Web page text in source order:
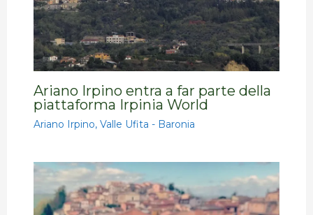
Ariano Irpino entra a far parte della
piattaforma Irpinia World
Ariano Irpino,Valle Ufita - Baronia